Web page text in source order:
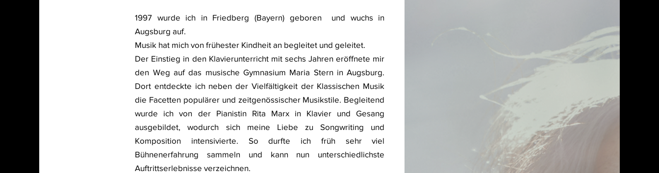
1997 wurde ich in Friedberg (Bayern) geboren und wuchs in
Augsburg auf.
Musik hat mich von frühester Kindheit an begleitet und geleitet.
Der Einstieg in den Klavierunterricht mit sechs Jahren eröffnete mir
den Weg auf das musische Gymnasium Maria Stern in Augsburg.
Dort entdeckte ich neben der Vielfältigkeit der Klassischen Musik
die Facetten populärer und zeitgenössischer Musikstile. Begleitend
wurde ich von der Pianistin Rita Marx in Klavier und Gesang
ausgebildet, wodurch sich meine Liebe zu Songwriting und
Komposition intensivierte. So durfte ich früh sehr viel
Bühnenerfahrung sammeln und kann nun unterschiedlichste
Auftrittserlebnisse verzeichnen.